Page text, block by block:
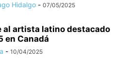
Hidalgo - 07/05/2025
al artista latino destacado
en Canadá
- 10/04/2025